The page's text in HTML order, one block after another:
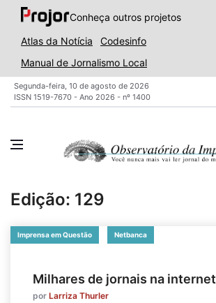
Conheça outros projetos
Atlas da Notícia
Codesinfo
Manual de Jornalismo Local
Segunda-feira, 10 de agosto de 2026
ISSN 1519-7670 - Ano 2026 - nº 1400
Edição: 129
Imprensa em Questão Netbanca
Milhares de jornais na internet
por Larriza Thurler